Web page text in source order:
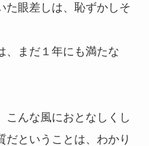
た眼差しは、恥ずかしそ
、まだ１年にも満たな
こんな風におとなしくし
だということは、わかり